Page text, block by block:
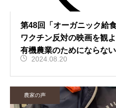
第48回「オーガニック給
ワクチン反対の映画を観
有機農業のためにならな
有機と慣行の向こう側】
2024.08.20
農家の声